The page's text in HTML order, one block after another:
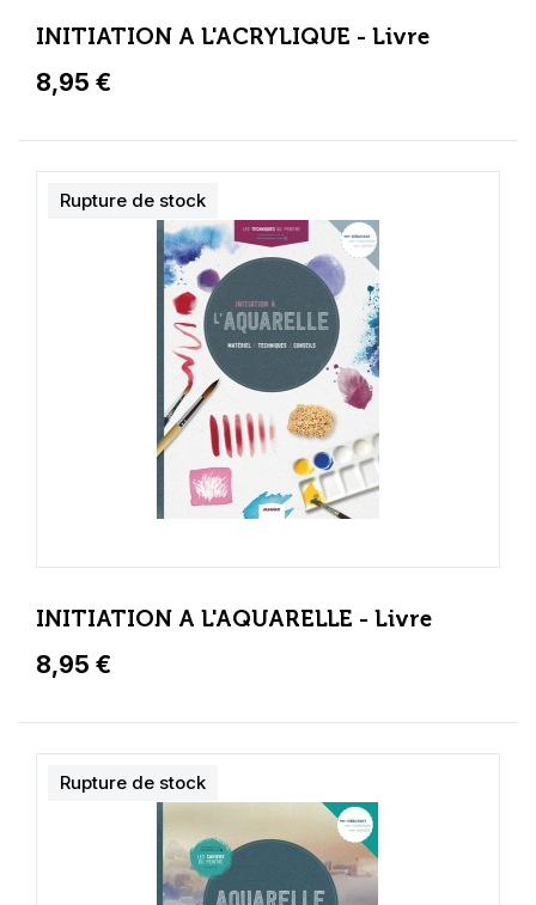
INITIATION A L'ACRYLIQUE - Livre
8,95 €
INITIATION A L'AQUARELLE - Livre
8,95 €
Rupture de stock
Rupture de stock